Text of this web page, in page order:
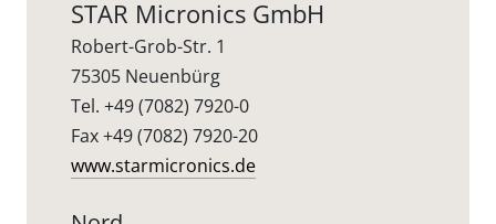
STAR Micronics GmbH
Robert-Grob-Str. 1
75305 Neuenbürg
Tel. +49 (7082) 7920-0
Fax +49 (7082) 7920-20
www.starmicronics.de